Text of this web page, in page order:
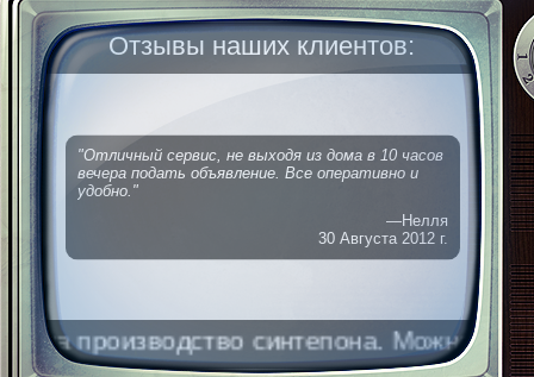
Отзывы наших клиентов:
"Отличный сервис, не выходя из дома в 10 часов
вечера подать объявление. Все оперативно и
удобно."
—Нелля
30 Августа 2012 г.
производство синтепона. Можно без